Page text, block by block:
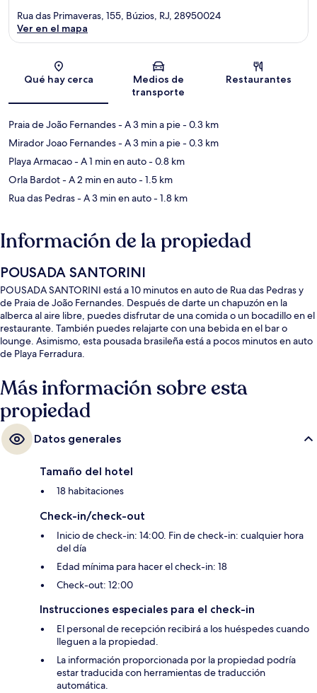
Sección del mapa
Rua das Primaveras, 155, Búzios, RJ, 28950024
Ver en el mapa
Qué hay cerca
Medios de
transporte
Restaurantes
Praia de João Fernandes- A 3 min a pie- 0.3 km
Mirador Joao Fernandes- A 3 min a pie- 0.3 km
Playa Armacao- A 1 min en auto- 0.8 km
Orla Bardot- A 2 min en auto- 1.5 km
Rua das Pedras- A 3 min en auto- 1.8 km
Información de la propiedad
POUSADA SANTORINI
POUSADA SANTORINI está a 10 minutos en auto de Rua das Pedras y
de Praia de João Fernandes. Después de darte un chapuzón en la
alberca al aire libre, puedes disfrutar de una comida o un bocadillo en el
restaurante. También puedes relajarte con una bebida en el bar o
lounge. Asimismo, esta pousada brasileña está a pocos minutos en auto
de Playa Ferradura.
Más información sobre esta
propiedad
Datos generales
Tamaño del hotel
18 habitaciones
Check-in/check-out
Inicio de check-in: 14:00. Fin de check-in: cualquier hora
del día
Edad mínima para hacer el check-in: 18
Check-out: 12:00
Instrucciones especiales para el check-in
El personal de recepción recibirá a los huéspedes cuando
lleguen a la propiedad.
La información proporcionada por la propiedad podría
estar traducida con herramientas de traducción
automática.